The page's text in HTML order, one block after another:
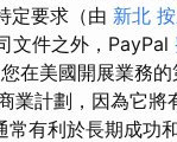
定要求（由 新北
文件之外，PayPal
在美國開展業務
業計劃，因為它
有利於長期成功